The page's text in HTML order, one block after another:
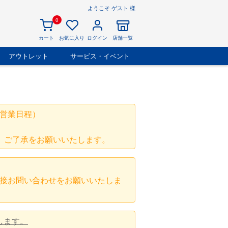
ようこそ ゲスト 様
0
カート お気に入り ログイン 店舗一覧
アウトレット サービス・イベント
業日程）
了承をお願いいたします。
お問い合わせをお願いいたしま
す。